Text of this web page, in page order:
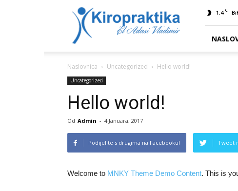
Kiropraktika
ADASI
1.4 C
Naslovnica Uncategorized Hello world!
Uncategorized
Hello world!
Od Admin - 4 Januara, 2017
Podijelite s drugima na Facebooku! Tweet
Welcome to MNKY Theme Demo Content. This is